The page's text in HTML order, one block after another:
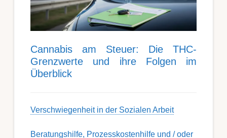
Can­nabis am Steu­er: Die THC-
Grenz­werte und ihre Folgen im
Über­blick
Ver­schwieg­en­heit in der Soz­ial­en Ar­beit
Berat­ungs­hil­fe, Pro­zess­kost­en­hilfe und / oder